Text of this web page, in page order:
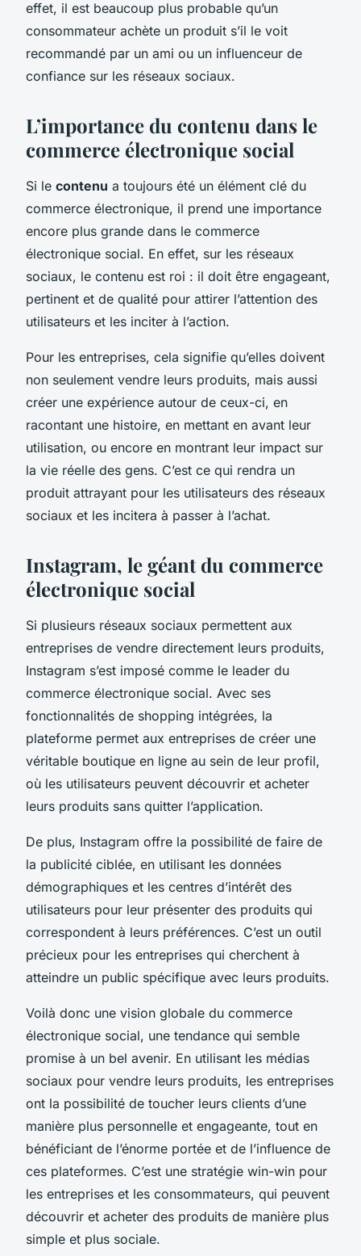
effet, il est beaucoup plus probable qu’un
consommateur achète un produit s’il le voit
recommandé par un ami ou un influenceur de
confiance sur les réseaux sociaux.
L’importance du contenu dans le
commerce électronique social
Si le contenu a toujours été un élément clé du
commerce électronique, il prend une importance
encore plus grande dans le commerce
électronique social. En effet, sur les réseaux
sociaux, le contenu est roi : il doit être engageant,
pertinent et de qualité pour attirer l’attention des
utilisateurs et les inciter à l’action.
Pour les entreprises, cela signifie qu’elles doivent
non seulement vendre leurs produits, mais aussi
créer une expérience autour de ceux-ci, en
racontant une histoire, en mettant en avant leur
utilisation, ou encore en montrant leur impact sur
la vie réelle des gens. C’est ce qui rendra un
produit attrayant pour les utilisateurs des réseaux
sociaux et les incitera à passer à l’achat.
Instagram, le géant du commerce
électronique social
Si plusieurs réseaux sociaux permettent aux
entreprises de vendre directement leurs produits,
Instagram s’est imposé comme le leader du
commerce électronique social. Avec ses
fonctionnalités de shopping intégrées, la
plateforme permet aux entreprises de créer une
véritable boutique en ligne au sein de leur profil,
où les utilisateurs peuvent découvrir et acheter
leurs produits sans quitter l’application.
De plus, Instagram offre la possibilité de faire de
la publicité ciblée, en utilisant les données
démographiques et les centres d’intérêt des
utilisateurs pour leur présenter des produits qui
correspondent à leurs préférences. C’est un outil
précieux pour les entreprises qui cherchent à
atteindre un public spécifique avec leurs produits.
Voilà donc une vision globale du commerce
électronique social, une tendance qui semble
promise à un bel avenir. En utilisant les médias
sociaux pour vendre leurs produits, les entreprises
ont la possibilité de toucher leurs clients d’une
manière plus personnelle et engageante, tout en
bénéficiant de l’énorme portée et de l’influence de
ces plateformes. C’est une stratégie win-win pour
les entreprises et les consommateurs, qui peuvent
découvrir et acheter des produits de manière plus
simple et plus sociale.